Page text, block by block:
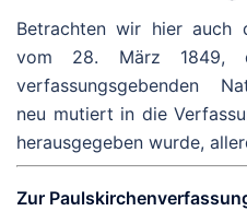
Betrachten wir hier auch
vom 28. März 1849,
verfassungsgebenden
neu mutiert in die
herausgegeben wurde,
Zur